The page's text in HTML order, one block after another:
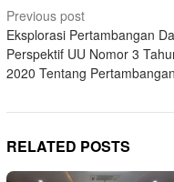
Post
navigation
Previous post
Eksplorasi Pertambangan
Perspektif UU Nomor 3
2020 Tentang
RELATED POSTS